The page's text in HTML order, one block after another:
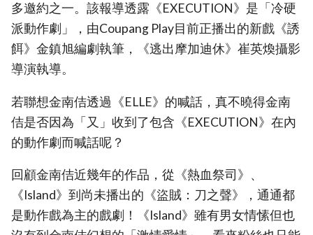
多邀約之一。該報導透露《EXECUTION》是「冷硬
派動作劇」，由Coupang Play目前正播出的新戲《誘
餌》金鎮旭編劇執筆，《逃出摩加迪休》崔英煥攝影
導演執導。
若聯想金南佶透過《ELLE》的喊話，真不曉得金南
佶是否因為「又」收到了包含《EXECUTION》在內
的動作劇而喊話呢？
回顧金南佶近幾年的作品，從《熱血祭司》、
《Island》到尚未播出的《盜賊：刀之聲》，通通都
是動作戲為主的戲劇！《Island》雖有男女情愫但也